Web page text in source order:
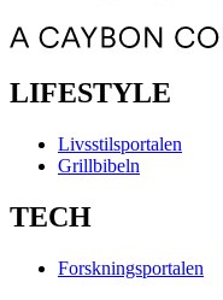
LIFESTYLE
Livsstilsportalen
Grillbibeln
TECH
Forskningsportalen